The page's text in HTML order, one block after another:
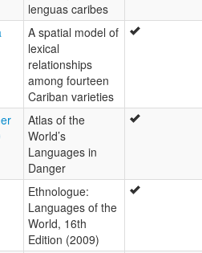
lenguas caribes
A spatial model of
lexical
relationships
among fourteen
Cariban varieties
Atlas of the
World’s
Languages in
Danger
Ethnologue:
Languages of the
World, 16th
Edition (2009)